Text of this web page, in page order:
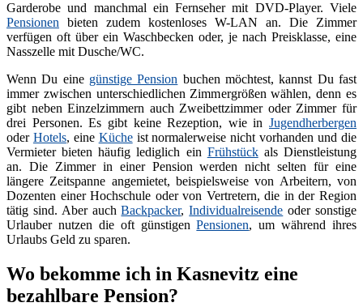
Garderobe und manchmal ein Fernseher mit DVD-Player. Viele
Pensionen bieten zudem kostenloses W-LAN an. Die Zimmer
verfügen oft über ein Waschbecken oder, je nach Preisklasse, eine
Nasszelle mit Dusche/WC.
Wenn Du eine günstige Pension buchen möchtest, kannst Du fast
immer zwischen unterschiedlichen Zimmergrößen wählen, denn es
gibt neben Einzelzimmern auch Zweibettzimmer oder Zimmer für
drei Personen. Es gibt keine Rezeption, wie in Jugendherbergen
oder Hotels, eine Kücheist normalerweise nicht vorhanden und die
Vermieter bieten häufig lediglich ein Frühstückals Dienstleistung
an. Die Zimmer in einer Pension werden nicht selten für eine
längere Zeitspanne angemietet, beispielsweise von Arbeitern, von
Dozenten einer Hochschule oder von Vertretern, die in der Region
tätig sind. Aber auchBackpacker,Individualreisende oder sonstige
Urlauber nutzen die oft günstigenPensionen, um während ihres
Urlaubs Geld zu sparen.
Wo bekomme ich in Kasnevitz eine
bezahlbare Pension?